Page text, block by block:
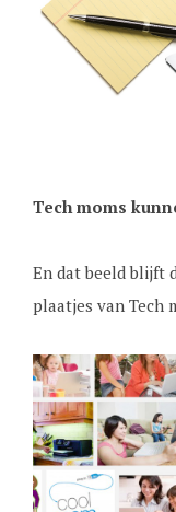
Tech moms
En dat beeld blijft
plaatjes van Tech